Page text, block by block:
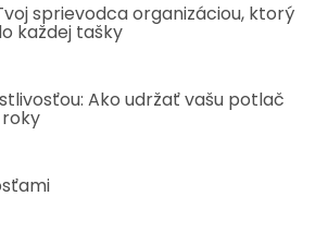
sprievodca organizáciou, ktorý
každej tašky
Ako udržať vašu potlač